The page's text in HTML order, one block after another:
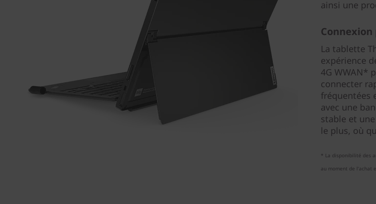
ainsi une
La tablette
expérience
4G WWAN*
connecter
fréquentées
avec une
stable et
le plus, où
* La disponibilité des
au moment de l’achat